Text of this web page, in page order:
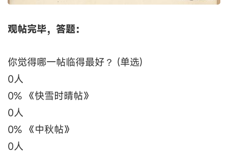
观帖完毕，答题：
你觉得哪一帖临得最好？ (单选)
0人
0% 《快雪时晴帖》
0人
0% 《中秋帖》
0人